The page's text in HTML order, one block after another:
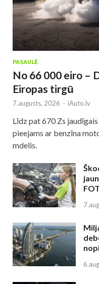
PASAULĒ
No 66 000 eiro –
Eiropas tirgū
7.augusts, 2026 - iAuto.lv
Līdz pat 670 Zs
pieejams ar benzīna
mdelis.